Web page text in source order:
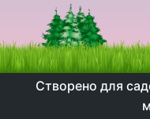
Створено для